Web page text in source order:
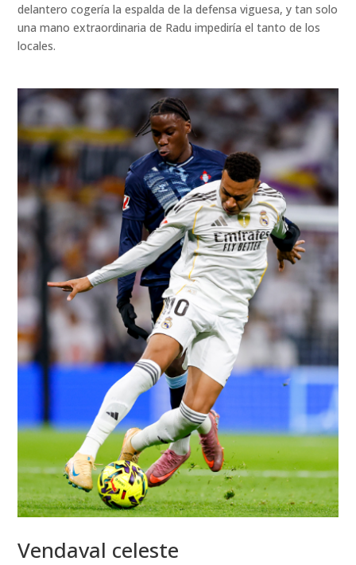
delantero cogería la espalda de la defensa viguesa, y tan solo
una mano extraordinaria de Radu impediría el tanto de los
locales.
Vendaval celeste